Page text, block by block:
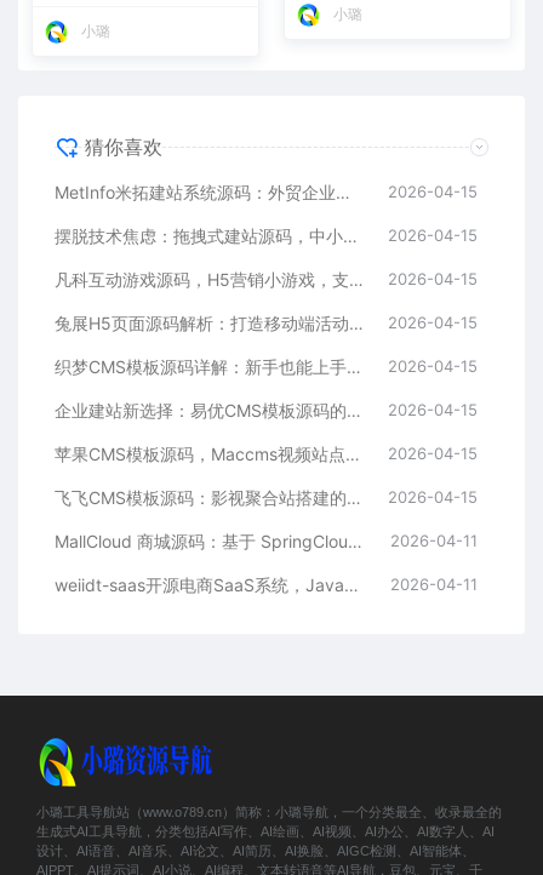
小璐
小璐
猜你喜欢
MetInfo米拓建站系统源码：外贸企业官网的高性价比之选，内置SEO省心落地 2026-04-15
摆脱技术焦虑：拖拽式建站源码，中小企业的数字化捷径 2026-04-15
凡科互动游戏源码，H5营销小游戏，支持自定义奖品与分享 2026-04-15
兔展H5页面源码解析：打造移动端活动邀请函与宣传页的利器 2026-04-15
织梦CMS模板源码详解：新手也能上手的DedeCMS二次开发与建站指南 2026-04-15
企业建站新选择：易优CMS模板源码的多语言与SEO优势 2026-04-15
苹果CMS模板源码，Maccms视频站点，影视资源站模板首选 2026-04-15
飞飞CMS模板源码：影视聚合站搭建的理想之选 2026-04-15
MallCloud 商城源码：基于 SpringCloud Alibaba 的高并发电商系统深度解析 2026-04-11
weiidt-saas开源电商SaaS系统，Java社区版，支持多租户与插件化扩展 2026-04-11
小璐工具导航站（www.o789.cn）简称：小璐导航，一个分类最全、收录最全的
生成式AI工具导航，分类包括AI写作、AI绘画、AI视频、AI办公、AI数字人、AI
设计、AI语音、AI音乐、AI论文、AI简历、AI换脸、AIGC检测、AI智能体、
AIPPT、AI提示词、AI小说、AI编程、文本转语音等AI导航，豆包、元宝、千